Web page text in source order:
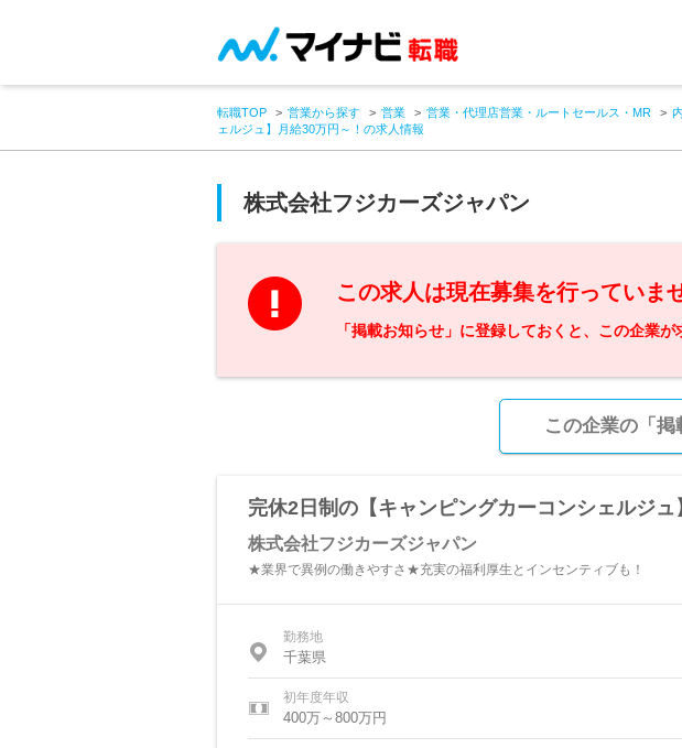
転職TOP 営業から探す 営業 営業・代理店営業・ルートセールス・MR
ェルジュ】月給30万円～！の求人情報
株式会社フジカーズジャパン
この求人は現在募集を行っていま
「掲載お知らせ」に登録しておくと、この企業
この企業の「
完休2日制の【キャンピングカーコンシェルジュ
株式会社フジカーズジャパン
★業界で異例の働きやすさ★充実の福利厚生とインセンティブも！
勤務地
千葉県
初年度年収
400万～800万円